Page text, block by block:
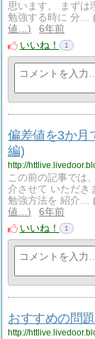
思います。 まずは
勉強する時に 分…
値…
6年前
いいね！
1
偏差値を3か月
編)
http://
この前の記事では
介させて いただき
勉強方法を 紹介…
値…
6年前
いいね！
1
おすすめの問題
http://